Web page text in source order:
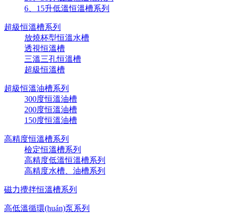
6、15升低溫恒溫槽系列
超級恒溫槽系列
放燒杯型恒溫水槽
透視恒溫槽
三溫三孔恒溫槽
超級恒溫槽
超級恒溫油槽系列
300度恒溫油槽
200度恒溫油槽
150度恒溫油槽
高精度恒溫槽系列
檢定恒溫槽系列
高精度低溫恒溫槽系列
高精度水槽、油槽系列
磁力攪拌恒溫槽系列
高低溫循環(huán)泵系列